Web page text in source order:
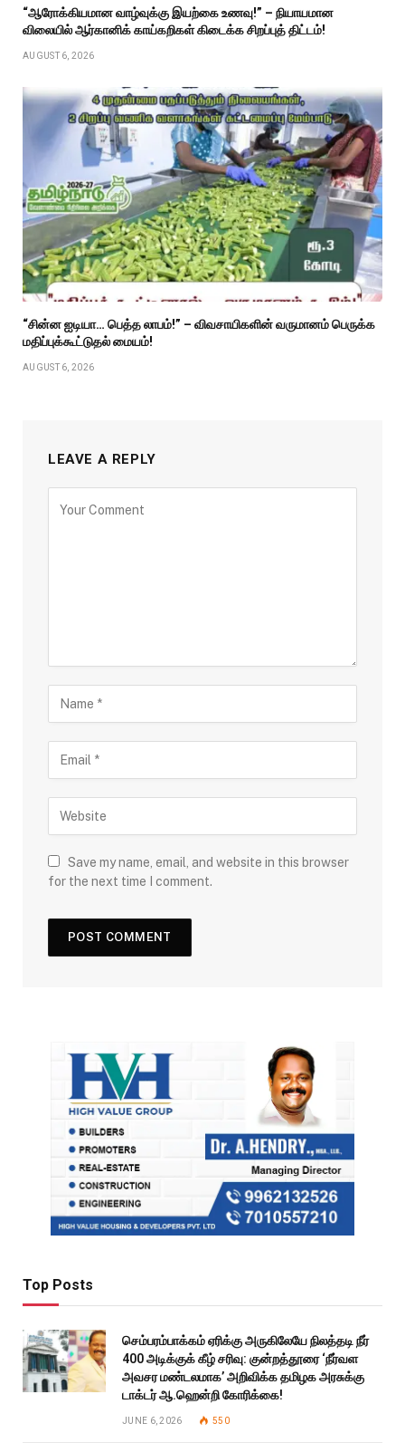
“ஆரோக்கியமான வாழ்வுக்கு இயற்கை உணவு!” – நியாயமான
விலையில் ஆர்கானிக் காய்கறிகள் கிடைக்க சிறப்புத் திட்டம்!
AUGUST 6, 2026
“சின்ன ஐடியா… பெத்த லாபம்!” – விவசாயிகளின் வருமானம் பெருக்க
மதிப்புக்கூட்டுதல் மையம்!
AUGUST 6, 2026
LEAVE A REPLY
Save my name, email, and website in this browser
for the next time I comment.
Top Posts
செம்பரம்பாக்கம் ஏரிக்கு அருகிலேயே நிலத்தடி நீர்
400 அடிக்குக் கீழ் சரிவு: குன்றத்தூரை ‘நீர்வள
அவசர மண்டலமாக’ அறிவிக்க தமிழக அரசுக்கு
டாக்டர் ஆ.ஹென்றி கோரிக்கை!
JUNE 6, 2026 550